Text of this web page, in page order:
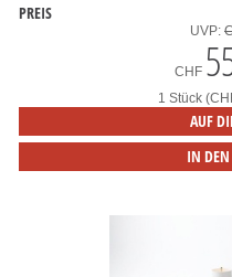
PREIS
UVP:
CHF
1 Stück
AUF
IN